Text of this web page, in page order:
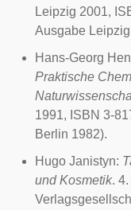
Leipzig 2001,
Ausgabe
Hans-Georg
Praktische
1991, ISBN 3-
Berlin 1982).
Hugo Janistyn:
und Kosmetik.